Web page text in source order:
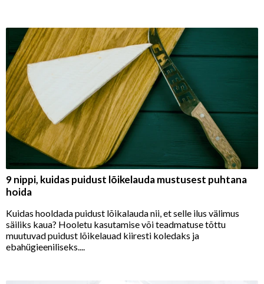
9 nippi, kuidas puidust lõikelauda mustusest puhtana
hoida
Kuidas hooldada puidust lõikalauda nii, et selle ilus välimus
säiliks kaua? Hooletu kasutamise või teadmatuse tõttu
muutuvad puidust lõikelauad kiiresti koledaks ja
ebahügieeniliseks....